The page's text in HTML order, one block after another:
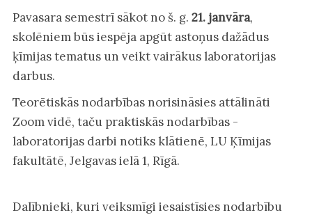
Pavasara semestrī sākot no š. g. 21. janvāra,
skolēniem būs iespēja apgūt astoņus dažādus
ķīmijas tematus un veikt vairākus laboratorijas
darbus.
Teorētiskās nodarbības norisināsies attālināti
Zoom vidē, taču praktiskās nodarbības -
laboratorijas darbi notiks klātienē, LU Ķīmijas
fakultātē, Jelgavas ielā 1, Rīgā.
Dalībnieki, kuri veiksmīgi iesaistīsies nodarbību